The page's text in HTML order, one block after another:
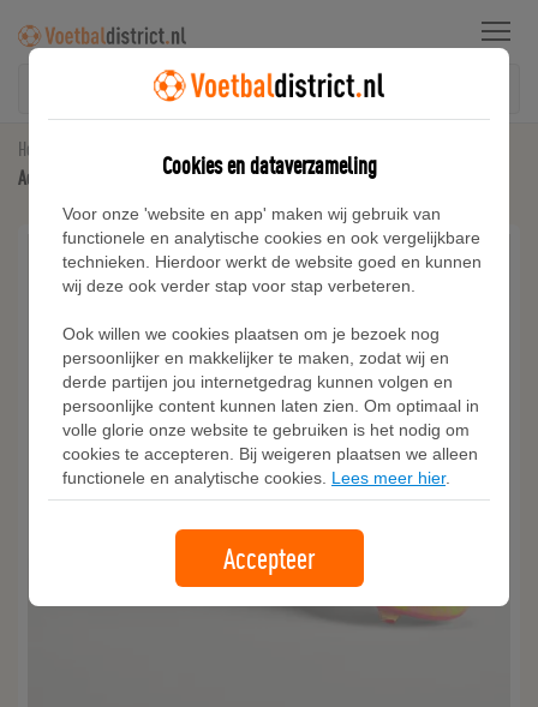
Menu
Home
Adidas F50 HYPERFAST EVO Firm Ground Voetbalschoenen
Cookies en dataverzameling
Voor onze 'website en app' maken wij gebruik van
functionele en analytische cookies en ook vergelijkbare
technieken. Hierdoor werkt de website goed en kunnen
wij deze ook verder stap voor stap verbeteren.
Ook willen we cookies plaatsen om je bezoek nog
persoonlijker en makkelijker te maken, zodat wij en
derde partijen jou internetgedrag kunnen volgen en
persoonlijke content kunnen laten zien. Om optimaal in
volle glorie onze website te gebruiken is het nodig om
cookies te accepteren. Bij weigeren plaatsen we alleen
functionele en analytische cookies. Lees meer hier.
Accepteer